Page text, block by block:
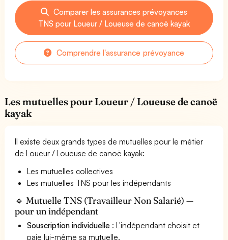
Comparer les assurances prévoyances
TNS pour Loueur / Loueuse de canoë kayak
Comprendre l'assurance prévoyance
Les mutuelles pour Loueur / Loueuse de canoë
kayak
Il existe deux grands types de mutuelles pour le métier
de Loueur / Loueuse de canoë kayak:
Les mutuelles collectives
Les mutuelles TNS pour les indépendants
🔹 Mutuelle TNS (Travailleur Non Salarié) —
pour un indépendant
Souscription individuelle : L'indépendant choisit et
paie lui-même sa mutuelle.